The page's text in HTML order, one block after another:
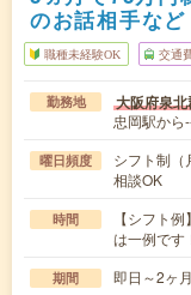
のお話相手など
職種未経験OK 交通
勤務地 大阪府泉北
忠岡駅から
曜日頻度
シフト制（
相談OK
時間
【シフト
は一例で
期間 即日～2ヶ